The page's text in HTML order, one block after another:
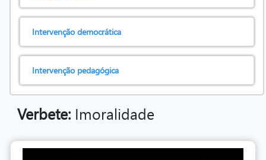
Intervenção democrática
Intervenção pedagógica
Verbete:Imoralidade